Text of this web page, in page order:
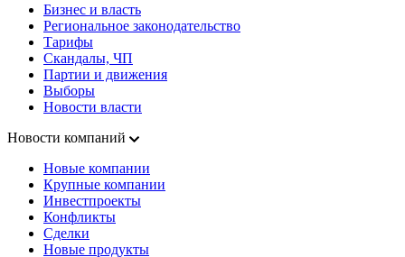
Бизнес и власть
Региональное законодательство
Тарифы
Скандалы, ЧП
Партии и движения
Выборы
Новости власти
Новости компаний
Новые компании
Крупные компании
Инвестпроекты
Конфликты
Сделки
Новые продукты